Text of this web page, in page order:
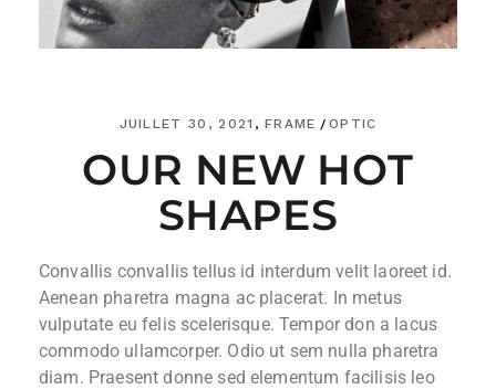
JUILLET 30, 2021 FRAME OPTIC
OUR NEW HOT
SHAPES
Convallis convallis tellus id interdum velit laoreet id.
Aenean pharetra magna ac placerat. In metus
vulputate eu felis scelerisque. Tempor don a lacus
commodo ullamcorper. Odio ut sem nulla pharetra
diam. Praesent donne sed elementum facilisis leo